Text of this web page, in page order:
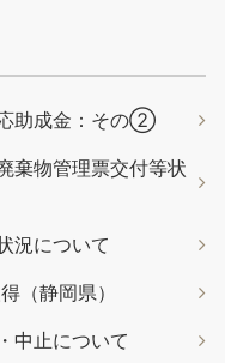
助成金：その②
棄物管理票交付等状
況について
（静岡県）
中止について